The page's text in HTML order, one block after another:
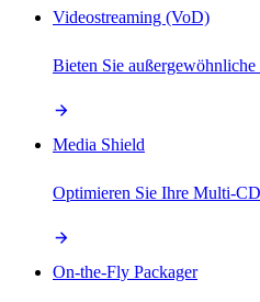
Videostreaming (VoD)
Bieten Sie
Media Shield
Optimieren Sie Ihre Multi-
On-the-Fly Packager